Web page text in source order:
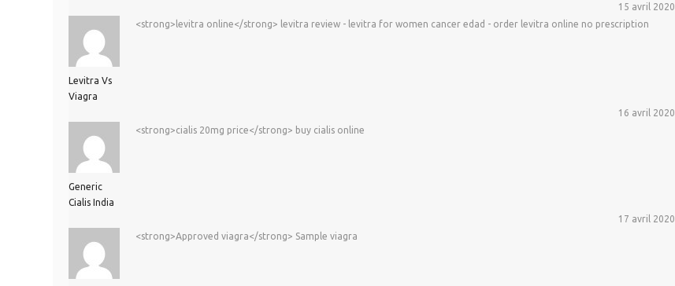
15 avril 2020
Levitra Vs
Viagra
<strong>levitra online</strong> levitra review - levitra for women cancer edad - order levitra online no prescription
16 avril 2020
Generic
Cialis India
<strong>cialis 20mg price</strong> buy cialis online
17 avril 2020
<strong>Approved viagra</strong> Sample viagra